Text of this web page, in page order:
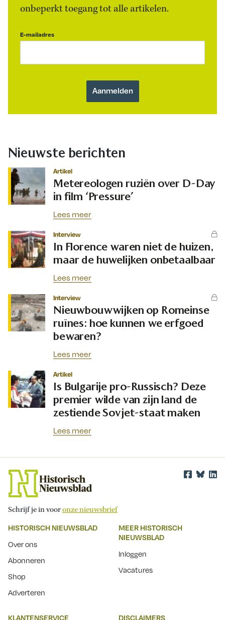
onbeperkt toegang tot alle artikelen.
E-mailadres
Nieuwste berichten
Artikel
Metereologen ruziën over D-Day
in film ‘Pressure’
Lees meer
Interview
In Florence waren niet de huizen,
maar de huwelijken onbetaalbaar
Lees meer
Interview
Nieuwbouwwijken op Romeinse
ruïnes: hoe kunnen we erfgoed
bewaren?
Lees meer
Artikel
Is Bulgarije pro-Russisch? Deze
premier wilde van zijn land de
zestiende Sovjet-staat maken
Lees meer
Schrijf je in vooronze nieuwsbrief
HISTORISCH NIEUWSBLAD
Over ons
Abonneren
Shop
Adverteren
MEER HISTORISCH
NIEUWSBLAD
Inloggen
Vacatures
KLANTENSERVICE DISCLAIMERS